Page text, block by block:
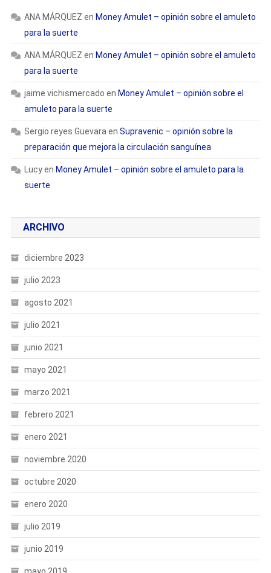
ANA MÁRQUEZ en Money Amulet – opinión sobre el amuleto
para la suerte
ANA MÁRQUEZ en Money Amulet – opinión sobre el amuleto
para la suerte
jaime vichismercado en Money Amulet – opinión sobre el
amuleto para la suerte
Sergio reyes Guevara en Supravenic – opinión sobre la
preparación que mejora la circulación sanguínea
Lucyen Money Amulet – opinión sobre el amuleto para la
suerte
ARCHIVO
diciembre 2023
julio 2023
agosto 2021
julio 2021
junio 2021
mayo 2021
marzo 2021
febrero 2021
enero 2021
noviembre 2020
octubre 2020
enero 2020
julio 2019
junio 2019